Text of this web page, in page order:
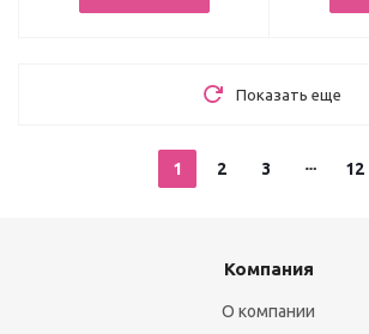
Показать еще
1 2 3 12
Компания
О компании